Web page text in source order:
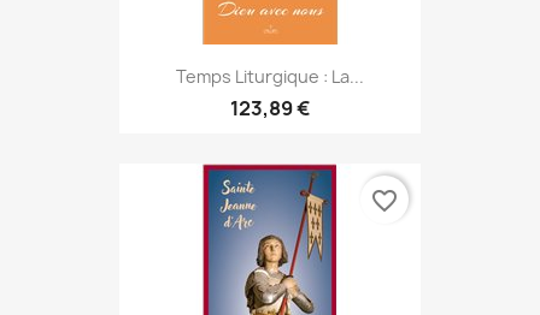
Temps Liturgique : La...
123,89 €
favorite_border